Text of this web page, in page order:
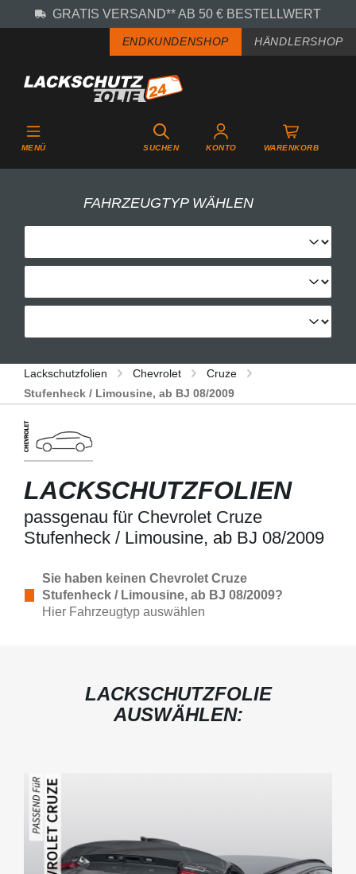
Zum Hauptinhalt springen
GRATIS VERSAND** AB 50 € BESTELLWERT
ENDKUNDENSHOP HÄNDLERSHOP
MENÜ SUCHEN KONTO WARENKORB
FAHRZEUGTYP WÄHLEN
Lackschutzfolien Chevrolet
Cruze
Stufenheck / Limousine, ab BJ 08/2009
LACKSCHUTZFOLIEN
passgenau für Chevrolet Cruze
Stufenheck / Limousine, ab BJ 08/2009
Sie haben keinen Chevrolet Cruze
Stufenheck / Limousine, ab BJ 08/2009?
Hier Fahrzeugtyp auswählen
LACKSCHUTZFOLIE
AUSWÄHLEN: